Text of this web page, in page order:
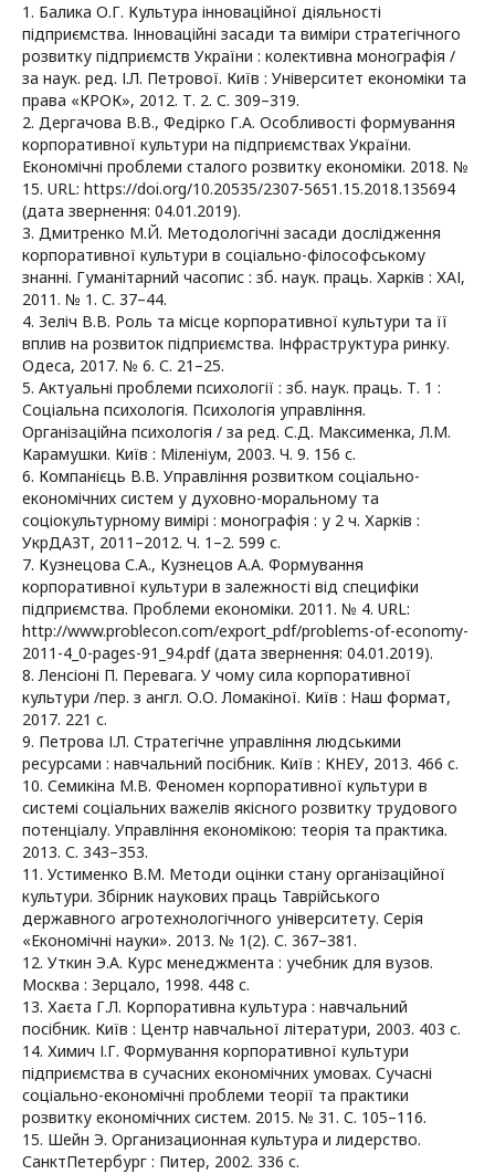
1. Балика О.Г. Культура інноваційної діяльності
підприємства. Інноваційні засади та виміри стратегічного
розвитку підприємств України : колективна монографія /
за наук. ред. І.Л. Петрової. Київ : Університет економіки та
права «КРОК», 2012. Т. 2. С. 309–319.
2. Дергачова В.В., Федірко Г.А. Особливості формування
корпоративної культури на підприємствах України.
Економічні проблеми сталого розвитку економіки. 2018. №
15. URL: https://doi.org/10.20535/2307-5651.15.2018.135694
(дата звернення: 04.01.2019).
3. Дмитренко М.Й. Методологічні засади дослідження
корпоративної культури в соціально-філософському
знанні. Гуманітарний часопис : зб. наук. праць. Харків : ХАІ,
2011. № 1. С. 37–44.
4. Зеліч В.В. Роль та місце корпоративної культури та її
вплив на розвиток підприємства. Інфраструктура ринку.
Одеса, 2017. № 6. С. 21–25.
5. Актуальні проблеми психології : зб. наук. праць. Т. 1 :
Соціальна психологія. Психологія управління.
Організаційна психологія / за ред. С.Д. Максименка, Л.М.
Карамушки. Київ : Міленіум, 2003. Ч. 9. 156 с.
6. Компанієць В.В. Управління розвитком соціально-
економічних систем у духовно-моральному та
соціокультурному вимірі : монографія : у 2 ч. Харків :
УкрДАЗТ, 2011–2012. Ч. 1–2. 599 с.
7. Кузнецова С.А., Кузнецов А.А. Формування
корпоративної культури в залежності від специфіки
підприємства. Проблеми економіки. 2011. № 4. URL:
http://www.problecon.com/export_pdf/problems-of-economy-
2011-4_0-pages-91_94.pdf (дата звернення: 04.01.2019).
8. Ленсіоні П. Перевага. У чому сила корпоративної
культури /пер. з англ. О.О. Ломакіної. Київ : Наш формат,
2017. 221 с.
9. Петрова І.Л. Стратегічне управління людськими
ресурсами : навчальний посібник. Київ : КНЕУ, 2013. 466 с.
10. Семикіна М.В. Феномен корпоративної культури в
системі соціальних важелів якісного розвитку трудового
потенціалу. Управління економікою: теорія та практика.
2013. С. 343–353.
11. Устименко В.М. Методи оцінки стану організаційної
культури. Збірник наукових праць Таврійського
державного агротехнологічного університету. Серія
«Економічні науки». 2013. № 1(2). С. 367–381.
12. Уткин Э.А. Курс менеджмента : учебник для вузов.
Москва : Зерцало, 1998. 448 с.
13. Хаєта Г.Л. Корпоративна культура : навчальний
посібник. Київ : Центр навчальної літератури, 2003. 403 с.
14. Химич І.Г. Формування корпоративної культури
підприємства в сучасних економічних умовах. Сучасні
соціально-економічні проблеми теорії та практики
розвитку економічних систем. 2015. № 31. С. 105–116.
15. Шейн Э. Организационная культура и лидерство.
СанктПетербург : Питер, 2002. 336 с.